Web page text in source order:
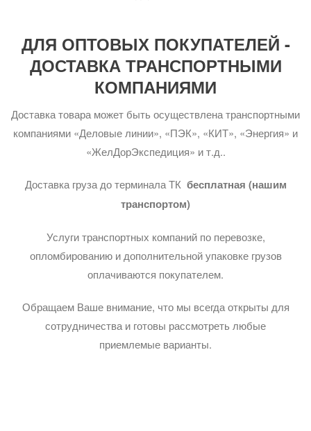
ДЛЯ ОПТОВЫХ ПОКУПАТЕЛЕЙ -
ДОСТАВКА ТРАНСПОРТНЫМИ
КОМПАНИЯМИ
Доставка товара может быть осуществлена транспортными
компаниями «Деловые линии», «ПЭК», «КИТ», «Энергия» и
«ЖелДорЭкспедиция» и т.д..
Доставка груза до терминала ТК бесплатная (нашим
транспортом)
Услуги транспортных компаний по перевозке,
опломбированию и дополнительной упаковке грузов
оплачиваются покупателем.
Обращаем Ваше внимание, что мы всегда открыты для
сотрудничества и готовы рассмотреть любые
приемлемые варианты.